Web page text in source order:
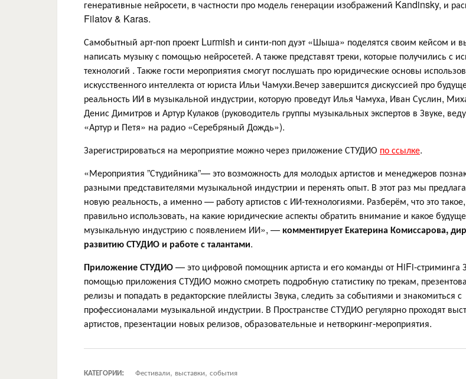
генеративные нейросети, в частности про модель генерации изображений Kandinsky, и
Filatov & Karas.
Самобытный арт-поп проект Lurmish и синти-поп дуэт «Шыша» поделятся своим кейсом и
написать музыку с помощью нейросетей. А также представят треки, которые получились с
технологий . Также гости мероприятия смогут послушать про юридические основы
искусственного интеллекта от юриста Ильи Чамухи.Вечер завершится дискуссией про
реальность ИИ в музыкальной индустрии, которую проведут Илья Чамуха, Иван Суслин,
Денис Димитров и Артур Кулаков (руководитель группы музыкальных экспертов в Звуке,
«Артур и Петя» на радио «Серебряный Дождь»).
Зарегистрироваться на мероприятие можно через приложение СТУДИО по ссылке.
«Мероприятия ”Студийника”— это возможность для молодых артистов и менеджеров
разными представителями музыкальной индустрии и перенять опыт. В этот раз мы
новую реальность, а именно — работу артистов с ИИ-технологиями. Разберём, что это
правильно использовать, на какие юридические аспекты обратить внимание и какое
музыкальную индустрию с появлением ИИ», — комментирует Екатерина Комиссарова,
развитию СТУДИО и работе с талантами.
Приложение СТУДИО— это цифровой помощник артиста и его команды от HiFi-стриминга
помощью приложения СТУДИО можно смотреть подробную статистику по трекам,
релизы и попадать в редакторские плейлисты Звука, следить за событиями и знакомиться с
профессионалами музыкальной индустрии. В Пространстве СТУДИО регулярно проходят
артистов, презентации новых релизов, образовательные и нетворкинг-мероприятия.
КАТЕГОРИИ: Фестивали, выставки, события